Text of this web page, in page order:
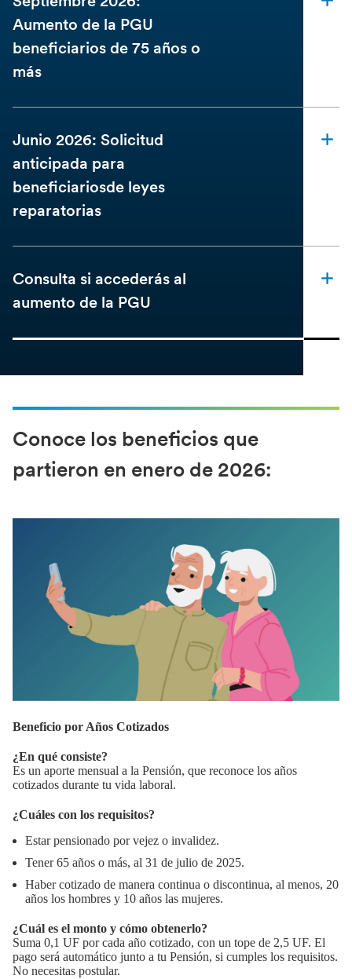
Aumento de la PGU
beneficiarios de 75 años o
más
Junio 2026: Solicitud
anticipada para
beneficiariosde leyes
reparatorias
Consulta si accederás al
aumento de la PGU
Conoce los beneficios que
partieron en enero de 2026:
Beneficio por Años Cotizados
¿En qué consiste?
Es un aporte mensual a la Pensión, que reconoce los años
cotizados durante tu vida laboral.
¿Cuáles con los requisitos?
Estar pensionado por vejez o invalidez.
Tener 65 años o más, al 31 de julio de 2025.
Haber cotizado de manera continua o discontinua, al menos, 20
años los hombres y 10 años las mujeres.
¿Cuál es el monto y cómo obtenerlo?
Suma 0,1 UF por cada año cotizado, con un tope de 2,5 UF. El
pago será automático junto a tu Pensión, si cumples los requisitos.
No necesitas postular.